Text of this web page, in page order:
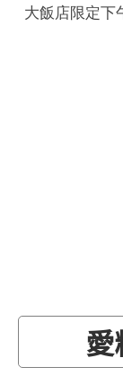
大飯店限定下